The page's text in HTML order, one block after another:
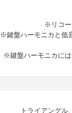
※リコー
※鍵盤ハーモニカと低
※鍵盤ハーモニカには
トライアングル